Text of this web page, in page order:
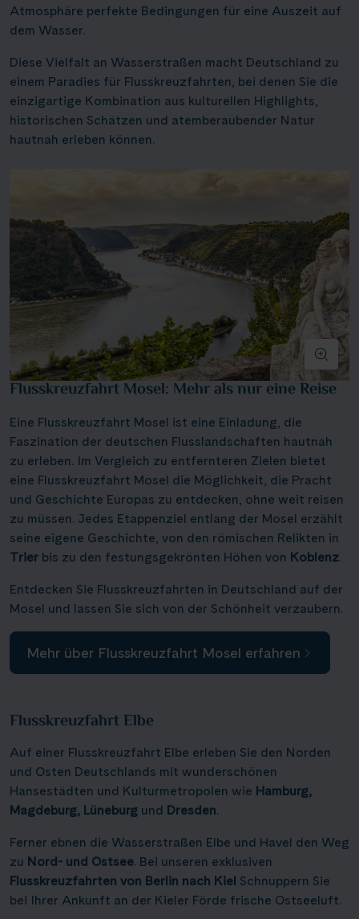
Atmosphäre perfekte Bedingungen für eine Auszeit auf
dem Wasser.
Diese Vielfalt an Wasserstraßen macht Deutschland zu
einem Paradies für Flusskreuzfahrten, bei denen Sie die
einzigartige Kombination aus kulturellen Highlights,
historischen Schätzen und atemberaubender Natur
hautnah erleben können.
Flusskreuzfahrt Mosel: Mehr als nur eine Reise
Eine Flusskreuzfahrt Mosel ist eine Einladung, die
Faszination der deutschen Flusslandschaften hautnah
zu erleben. Im Vergleich zu entfernteren Zielen bietet
eine Flusskreuzfahrt Mosel die Möglichkeit, die Pracht
und Geschichte Europas zu entdecken, ohne weit reisen
zu müssen. Jedes Etappenziel entlang der Mosel erzählt
seine eigene Geschichte, von den römischen Relikten in
Trier bis zu den festungsgekrönten Höhen von Koblenz.
Entdecken Sie Flusskreuzfahrten in Deutschland auf der
Mosel und lassen Sie sich von der Schönheit verzaubern.
Mehr über Flusskreuzfahrt Mosel erfahren
Flusskreuzfahrt Elbe
Auf einer Flusskreuzfahrt Elbe erleben Sie den Norden
und Osten Deutschlands mit wunderschönen
Hansestädten und Kulturmetropolen wie Hamburg,
Magdeburg, Lüneburg und Dresden.
Ferner ebnen die Wasserstraßen Elbe und Havel den Weg
zu Nord- und Ostsee. Bei unseren exklusiven
Flusskreuzfahrten von Berlin nach Kiel Schnuppern Sie
bei Ihrer Ankunft an der Kieler Förde frische Ostseeluft.